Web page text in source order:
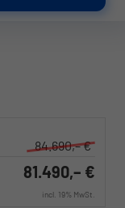
84.690,– €
81.490,– €
incl. 19% MwSt.